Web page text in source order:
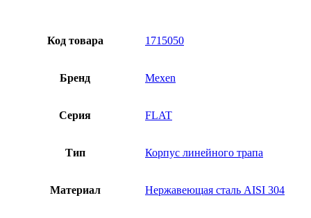
Код товара 1715050
Бренд Mexen
Серия FLAT
Тип Корпус линейного трапа
Материал Нержавеющая сталь AISI 304